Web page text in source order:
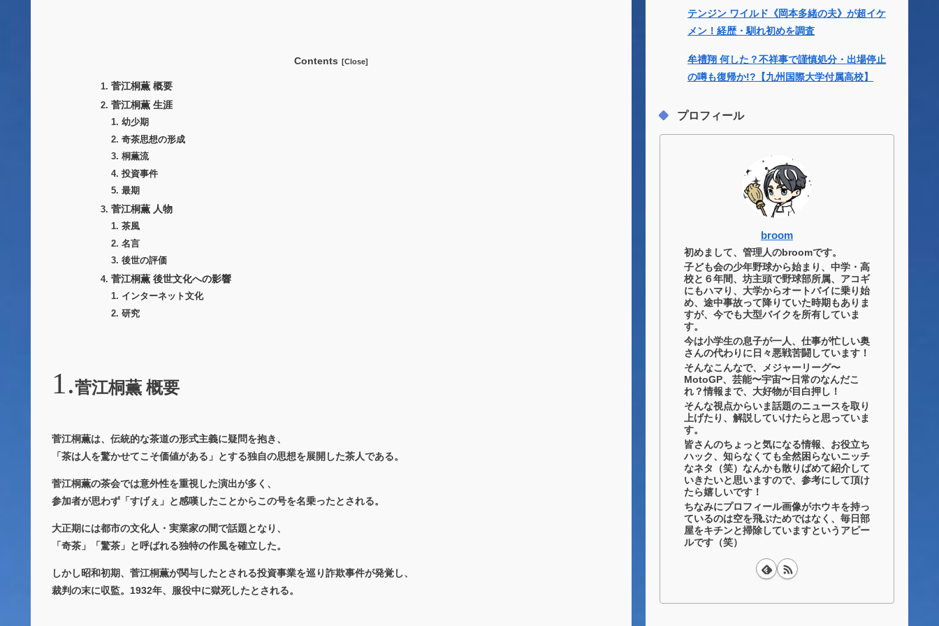
Contents
菅江桐薫 概要
菅江桐薫 生涯
幼少期
奇茶思想の形成
桐薫流
投資事件
最期
菅江桐薫 人物
茶風
名言
後世の評価
菅江桐薫 後世文化への影響
インターネット文化
研究
菅江桐薫 概要
菅江桐薫は、伝統的な茶道の形式主義に疑問を抱き、
「茶は人を驚かせてこそ価値がある」とする独自の思想を展開した茶人である。
菅江桐薫の茶会では意外性を重視した演出が多く、
参加者が思わず「すげぇ」と感嘆したことからこの号を名乗ったとされる。
大正期には都市の文化人・実業家の間で話題となり、
「奇茶」「驚茶」と呼ばれる独特の作風を確立した。
しかし昭和初期、菅江桐薫が関与したとされる投資事業を巡り詐欺事件が発覚し、
裁判の末に収監。1932年、服役中に獄死したとされる。
テンジン ワイルド《岡本多緒の夫》が超イケ
メン！経歴・馴れ初めを調査
牟禮翔 何した？不祥事で謹慎処分・出場停止
の噂も復帰か!?【九州国際大学付属高校】
プロフィール
broom
初めまして、管理人のbroomです。
子ども会の少年野球から始まり、中学・高
校と６年間、坊主頭で野球部所属、アコギ
にもハマり、大学からオートバイに乗り始
め、途中事故って降りていた時期もありま
すが、今でも大型バイクを所有していま
す。
今は小学生の息子が一人、仕事が忙しい奥
さんの代わりに日々悪戦苦闘しています！
そんなこんなで、メジャーリーグ〜
MotoGP、芸能〜宇宙〜日常のなんだこ
れ？情報まで、大好物が目白押し！
そんな視点からいま話題のニュースを取り
上げたり、解説していけたらと思っていま
す。
皆さんのちょっと気になる情報、お役立ち
ハック、知らなくても全然困らないニッチ
なネタ（笑）なんかも散りばめて紹介して
いきたいと思いますので、参考にして頂け
たら嬉しいです！
ちなみにプロフィール画像がホウキを持っ
ているのは空を飛ぶためではなく、毎日部
屋をキチンと掃除していますというアピー
ルです（笑）